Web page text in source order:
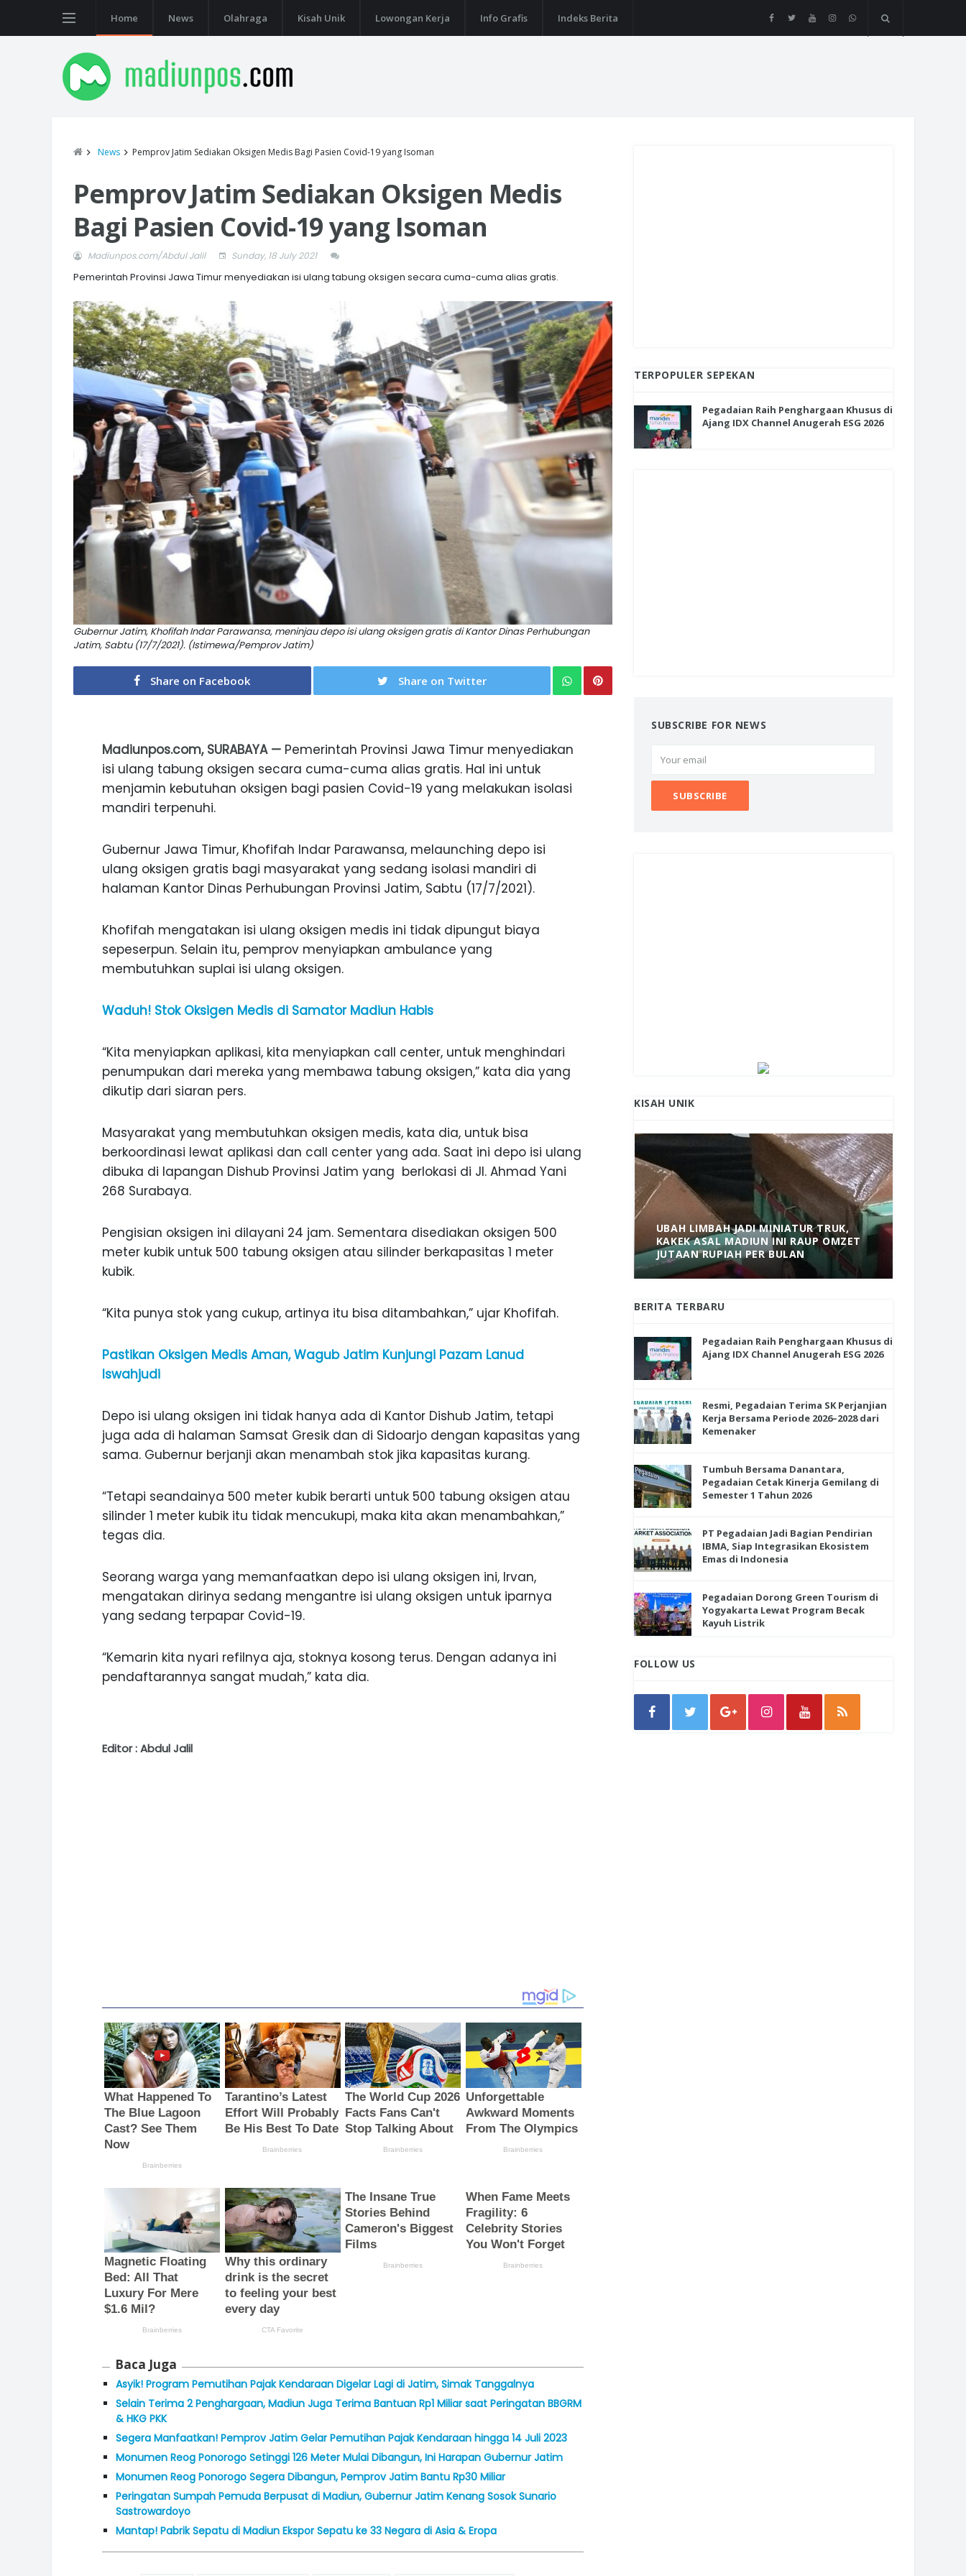
Home News Olahraga Kisah Unik Lowongan Kerja Info Grafis Indeks Berita
News Pemprov Jatim Sediakan Oksigen Medis Bagi Pasien Covid-19 yang Isoman
Pemprov Jatim Sediakan Oksigen Medis
Bagi Pasien Covid-19 yang Isoman
Madiunpos.com/Abdul Jalil Sunday, 18 July 2021
Pemerintah Provinsi Jawa Timur menyediakan isi ulang tabung oksigen secara cuma-cuma alias gratis.
Gubernur Jatim, Khofifah Indar Parawansa, meninjau depo isi ulang oksigen gratis di Kantor Dinas Perhubungan
Jatim, Sabtu (17/7/2021). (Istimewa/Pemprov Jatim)
Share on Facebook Share on Twitter
Madiunpos.com, SURABAYA — Pemerintah Provinsi Jawa Timur menyediakan
isi ulang tabung oksigen secara cuma-cuma alias gratis. Hal ini untuk
menjamin kebutuhan oksigen bagi pasien Covid-19 yang melakukan isolasi
mandiri terpenuhi.
Gubernur Jawa Timur, Khofifah Indar Parawansa, melaunching depo isi
ulang oksigen gratis bagi masyarakat yang sedang isolasi mandiri di
halaman Kantor Dinas Perhubungan Provinsi Jatim, Sabtu (17/7/2021).
Khofifah mengatakan isi ulang oksigen medis ini tidak dipungut biaya
sepeserpun. Selain itu, pemprov menyiapkan ambulance yang
membutuhkan suplai isi ulang oksigen.
Waduh! Stok Oksigen Medis di Samator Madiun Habis
“Kita menyiapkan aplikasi, kita menyiapkan call center, untuk menghindari
penumpukan dari mereka yang membawa tabung oksigen,” kata dia yang
dikutip dari siaran pers.
Masyarakat yang membutuhkan oksigen medis, kata dia, untuk bisa
berkoordinasi lewat aplikasi dan call center yang ada. Saat ini depo isi ulang
dibuka di lapangan Dishub Provinsi Jatim yang berlokasi di Jl. Ahmad Yani
268 Surabaya.
Pengisian oksigen ini dilayani 24 jam. Sementara disediakan oksigen 500
meter kubik untuk 500 tabung oksigen atau silinder berkapasitas 1 meter
kubik.
“Kita punya stok yang cukup, artinya itu bisa ditambahkan,” ujar Khofifah.
Pastikan Oksigen Medis Aman, Wagub Jatim Kunjungi Pazam Lanud
Iswahjudi
Depo isi ulang oksigen ini tidak hanya ada di Kantor Dishub Jatim, tetapi
juga ada di halaman Samsat Gresik dan di Sidoarjo dengan kapasitas yang
sama. Gubernur berjanji akan menambah stok jika kapasitas kurang.
“Tetapi seandainya 500 meter kubik berarti untuk 500 tabung oksigen atau
silinder 1 meter kubik itu tidak mencukupi, maka kita akan menambahkan,”
tegas dia.
Seorang warga yang memanfaatkan depo isi ulang oksigen ini, Irvan,
mengatakan dirinya sedang mengantre isi ulang oksigen untuk iparnya
yang sedang terpapar Covid-19.
“Kemarin kita nyari refilnya aja, stoknya kosong terus. Dengan adanya ini
pendaftarannya sangat mudah,” kata dia.
Editor : Abdul Jalil
Baca Juga
Asyik! Program Pemutihan Pajak Kendaraan Digelar Lagi di Jatim, Simak Tanggalnya
Selain Terima 2 Penghargaan, Madiun Juga Terima Bantuan Rp1 Miliar saat Peringatan BBGRM
& HKG PKK
Segera Manfaatkan! Pemprov Jatim Gelar Pemutihan Pajak Kendaraan hingga 14 Juli 2023
Monumen Reog Ponorogo Setinggi 126 Meter Mulai Dibangun, Ini Harapan Gubernur Jatim
Monumen Reog Ponorogo Segera Dibangun, Pemprov Jatim Bantu Rp30 Miliar
Peringatan Sumpah Pemuda Berpusat di Madiun, Gubernur Jatim Kenang Sosok Sunario
Sastrowardoyo
Mantap! Pabrik Sepatu di Madiun Ekspor Sepatu ke 33 Negara di Asia & Eropa
TERPOPULER SEPEKAN
Pegadaian Raih Penghargaan Khusus di
Ajang IDX Channel Anugerah ESG 2026
SUBSCRIBE FOR NEWS
KISAH UNIK
MANIS, LEGIT, DAN PAHIT, NIKMATNYA
DURIAN SEGULUNG MADIUN
ANAK-ANAK BOJONEGORO DAN
NGANJUK SEKOLAH DI SMPN SARADAN
SEJAK 1996
UBAH LIMBAH JADI MINIATUR TRUK,
KAKEK ASAL MADIUN INI RAUP OMZET
JUTAAN RUPIAH PER BULAN
BERITA TERBARU
Pegadaian Raih Penghargaan Khusus di
Ajang IDX Channel Anugerah ESG 2026
Resmi, Pegadaian Terima SK Perjanjian
Kerja Bersama Periode 2026–2028 dari
Kemenaker
Tumbuh Bersama Danantara,
Pegadaian Cetak Kinerja Gemilang di
Semester 1 Tahun 2026
PT Pegadaian Jadi Bagian Pendirian
IBMA, Siap Integrasikan Ekosistem
Emas di Indonesia
Pegadaian Dorong Green Tourism di
Yogyakarta Lewat Program Becak
Kayuh Listrik
FOLLOW US